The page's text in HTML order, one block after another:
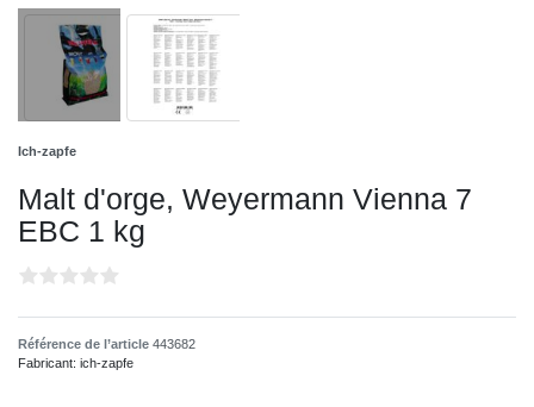
Ich-zapfe
Malt d'orge, Weyermann Vienna 7
EBC 1 kg
Référence de l’article 443682
Fabricant: ich-zapfe